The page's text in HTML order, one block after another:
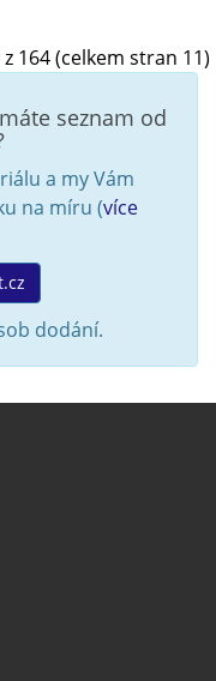
164 (celkem stran 11)
seznam od
a my Vám
na míru (více
dodání.